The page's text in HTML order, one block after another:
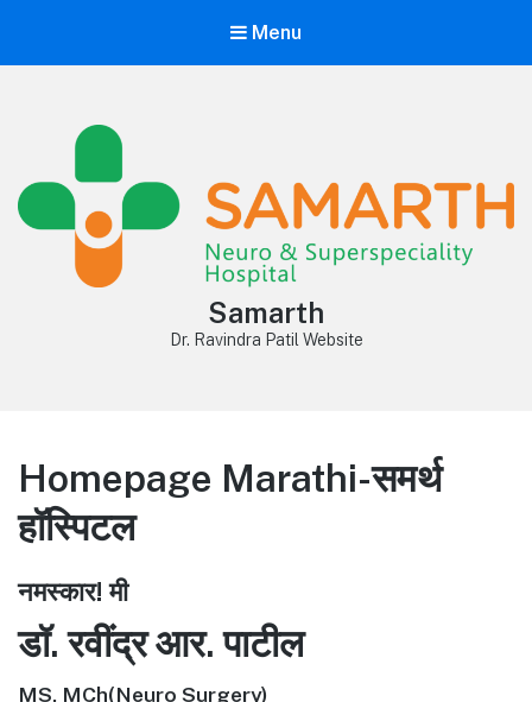
Menu
Samarth
Dr. Ravindra Patil Website
Homepage Marathi-समर्थ
हॉस्पिटल
नमस्कार! मी
डॉ. रवींद्र आर. पाटील
MS, MCh(Neuro Surgery)